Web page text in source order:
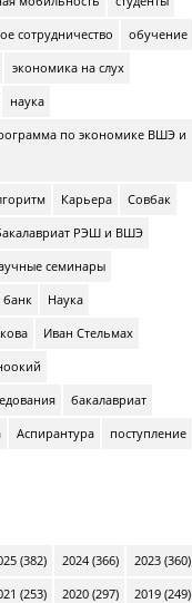
сотрудничество
обучение
экономика на слух
наука
по экономике ВШЭ и
Карьера
Совбак
РЭШ и ВШЭ
семинары
банк
Наука
Иван Стельмах
бакалавриат
Аспирантура поступление
(382) 2024 (366)
2023 (360)
(253) 2020 (297)
2019 (249)